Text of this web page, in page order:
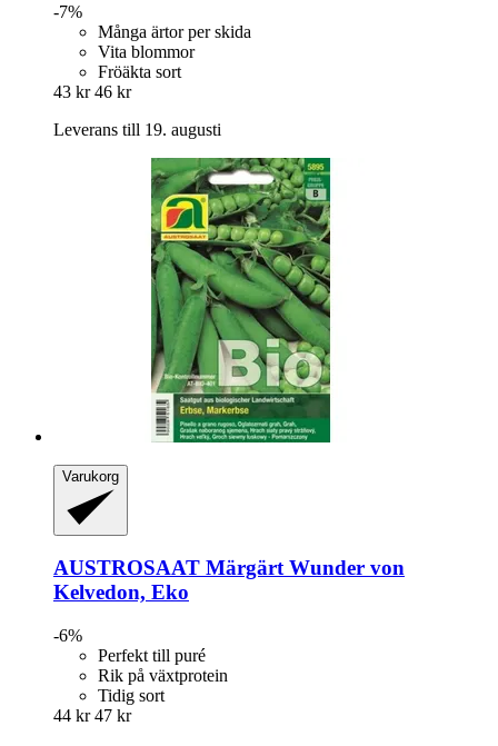
-7%
Många ärtor per skida
Vita blommor
Fröäkta sort
43 kr 46 kr
Leverans till 19. augusti
Varukorg
AUSTROSAAT Märgärt Wunder von
Kelvedon, Eko
-6%
Perfekt till puré
Rik på växtprotein
Tidig sort
44 kr 47 kr